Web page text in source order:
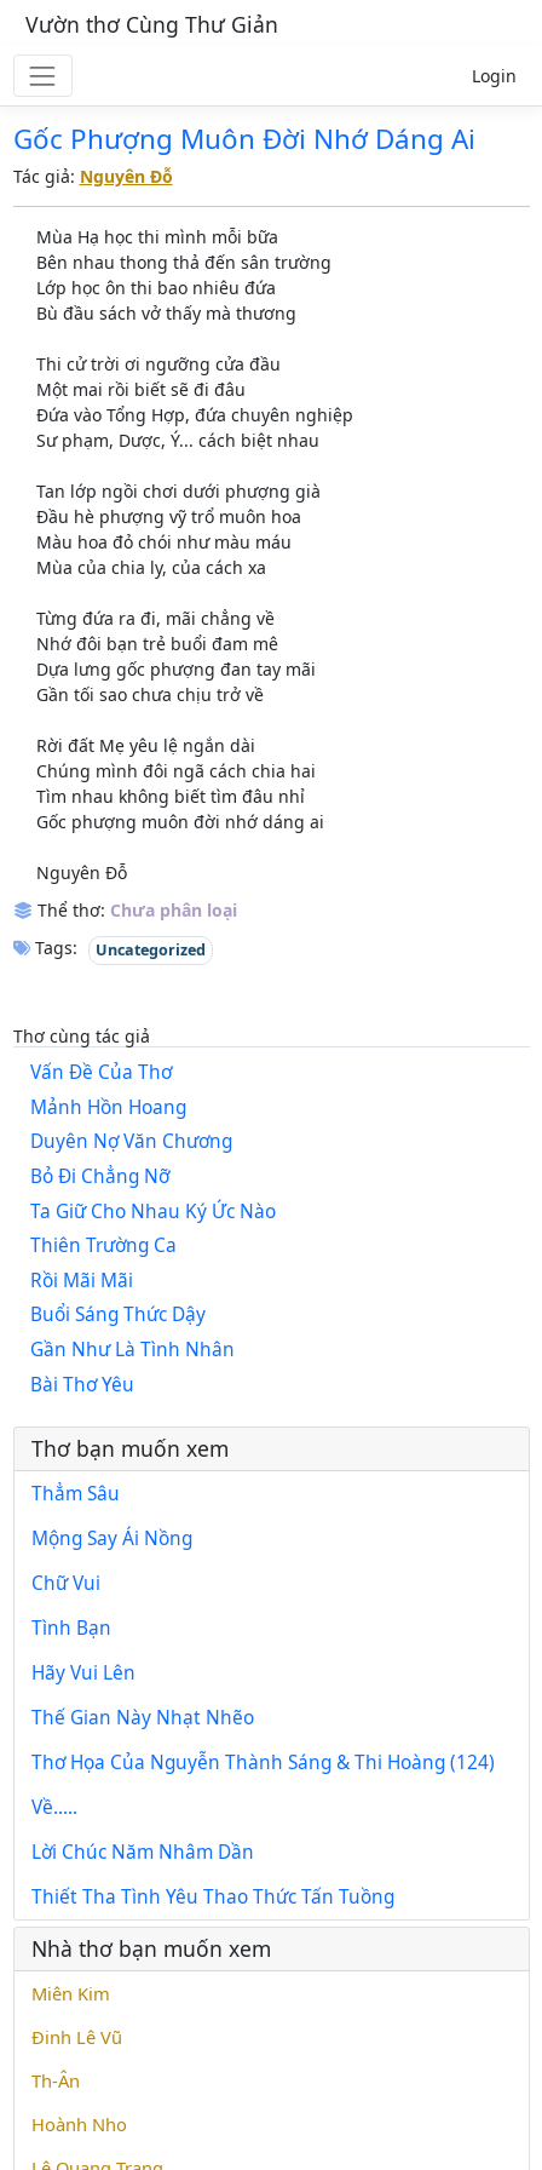
Vườn thơ Cùng Thư Giản
Login
Gốc Phượng Muôn Đời Nhớ Dáng Ai
Tác giả: Nguyên Đỗ
Mùa Hạ học thi mình mỗi bữa
Bên nhau thong thả đến sân trường
Lớp học ôn thi bao nhiêu đứa
Bù đầu sách vở thấy mà thương
Thi cử trời ơi ngưỡng cửa đầu
Một mai rồi biết sẽ đi đâu
Đứa vào Tổng Hợp, đứa chuyên nghiệp
Sư phạm, Dược, Ý... cách biệt nhau
Tan lớp ngồi chơi dưới phượng già
Đầu hè phượng vỹ trổ muôn hoa
Màu hoa đỏ chói như màu máu
Mùa của chia ly, của cách xa
Từng đứa ra đi, mãi chẳng về
Nhớ đôi bạn trẻ buổi đam mê
Dựa lưng gốc phượng đan tay mãi
Gần tối sao chưa chịu trở về
Rời đất Mẹ yêu lệ ngắn dài
Chúng mình đôi ngã cách chia hai
Tìm nhau không biết tìm đâu nhỉ
Gốc phượng muôn đời nhớ dáng ai
Nguyên Đỗ
Thể thơ: Chưa phân loại
Tags:
Uncategorized
Thơ cùng tác giả
Vấn Đề Của Thơ
Mảnh Hồn Hoang
Duyên Nợ Văn Chương
Bỏ Đi Chẳng Nỡ
Ta Giữ Cho Nhau Ký Ức Nào
Thiên Trường Ca
Rồi Mãi Mãi
Buổi Sáng Thức Dậy
Gần Như Là Tình Nhân
Bài Thơ Yêu
Thơ bạn muốn xem
Thẳm Sâu
Mộng Say Ái Nồng
Chữ Vui
Tình Bạn
Hãy Vui Lên
Thế Gian Này Nhạt Nhẽo
Thơ Họa Của Nguyễn Thành Sáng & Thi Hoàng (124)
Về.....
Lời Chúc Năm Nhâm Dần
Thiết Tha Tình Yêu Thao Thức Tấn Tuồng
Nhà thơ bạn muốn xem
Miên Kim
Đinh Lê Vũ
Th-Ân
Hoành Nho